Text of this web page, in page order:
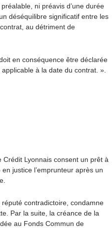
ni préavis d’une durée
déséquilibre significatif entre les
au détriment de
en conséquence être déclarée
à la date du contrat. ».
Crédit Lyonnais consent un prêt à
justice l’emprunteur après un
contradictoire, condamne
Par la suite, la créance de la
au Fonds Commun de